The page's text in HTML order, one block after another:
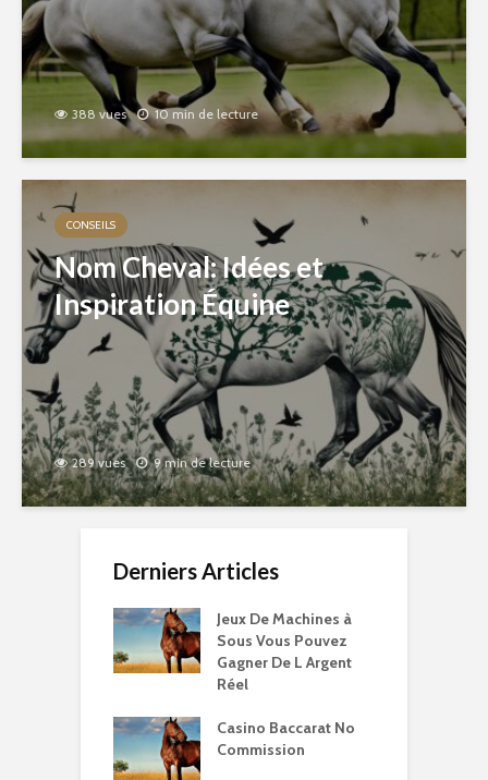
388 vues 10 min de lecture
CONSEILS
Nom Cheval: Idées et
Inspiration Équine
289 vues 9 min de lecture
Derniers Articles
Jeux De Machines à
Sous Vous Pouvez
Gagner De L Argent
Réel
Casino Baccarat No
Commission